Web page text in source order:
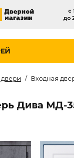
с
до
Входная
Дива МД-